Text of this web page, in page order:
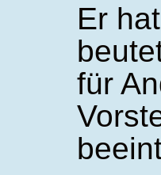
Er
für